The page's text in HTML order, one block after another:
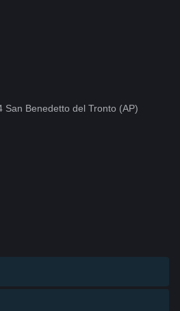
San Benedetto del Tronto (AP)